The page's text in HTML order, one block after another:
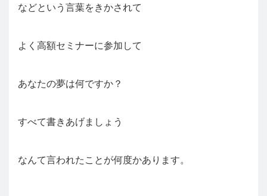
などという言葉をきかされて
よく高額セミナーに参加して
あなたの夢は何ですか？
すべて書きあげましょう
なんて言われたことが何度かあります。